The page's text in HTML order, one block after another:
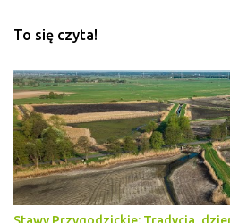
To się czyta!